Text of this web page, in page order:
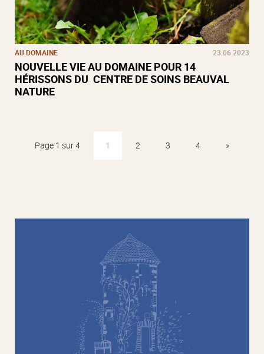
AU DOMAINE 23.06.2023
NOUVELLE VIE AU DOMAINE POUR 14
HÉRISSONS DU CENTRE DE SOINS BEAUVAL
NATURE
Page 1 sur 4 1 2 3 4 »